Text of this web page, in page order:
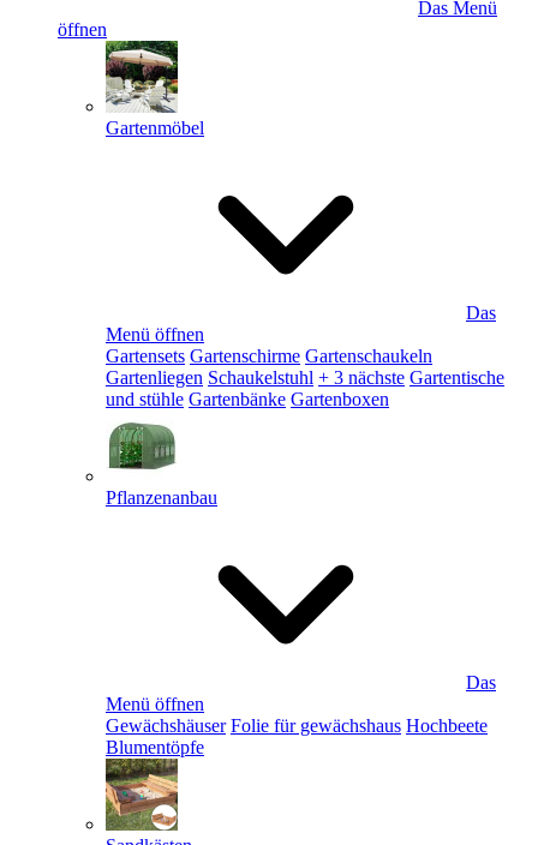
Das Menü
öffnen
Gartenmöbel
Das
Menü öffnen
Gartensets Gartenschirme Gartenschaukeln
Gartenliegen Schaukelstuhl + 3 nächste Gartentische
und stühle Gartenbänke Gartenboxen
Pflanzenanbau
Das
Menü öffnen
Gewächshäuser Folie für gewächshaus Hochbeete
Blumentöpfe